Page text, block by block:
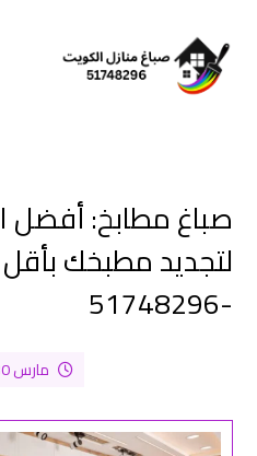
صباغ مطابخ: أفضل
لتجديد مطبخك
-51748296
مارس 30, 2026